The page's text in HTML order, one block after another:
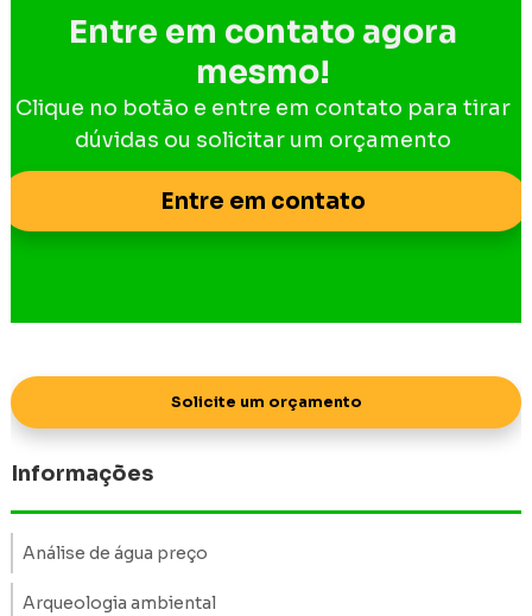
Entre em contato agora
mesmo!
Clique no botão e entre em contato para tirar
dúvidas ou solicitar um orçamento
Entre em contato
Solicite um orçamento
Informações
Análise de água preço
Arqueologia ambiental